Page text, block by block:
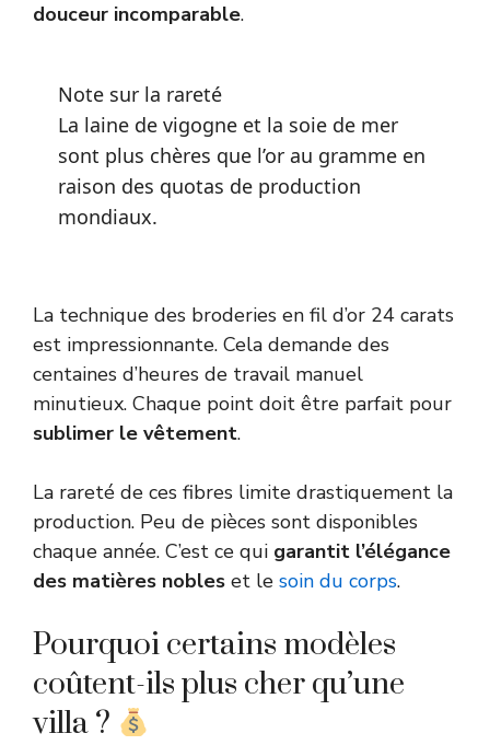
douceur incomparable.
Note sur la rareté
La laine de vigogne et la soie de mer
sont plus chères que l’or au gramme en
raison des quotas de production
mondiaux.
La technique des broderies en fil d’or 24 carats
est impressionnante. Cela demande des
centaines d’heures de travail manuel
minutieux. Chaque point doit être parfait pour
sublimer le vêtement.
La rareté de ces fibres limite drastiquement la
production. Peu de pièces sont disponibles
chaque année. C’est ce qui garantit l’élégance
des matières nobles et le soin du corps.
Pourquoi certains modèles
coûtent-ils plus cher qu’une
villa ?